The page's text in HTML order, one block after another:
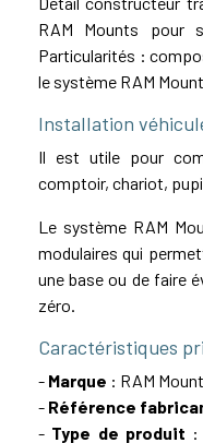
RAM Mounts pour
Particularités :
le système RAM
Installation
Il est utile pour
comptoir, chariot,
Le système RAM
modulaires qui
une base ou de faire
zéro.
Caractéristiques
- Marque : RAM
- Référence
- Type de produit :